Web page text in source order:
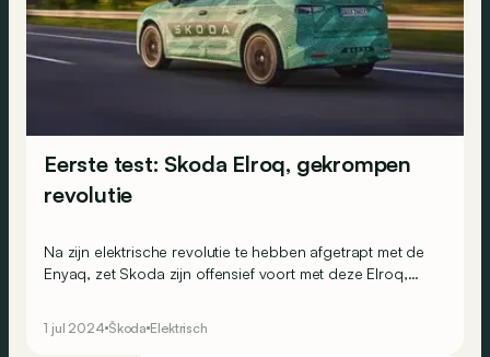
Eerste test: Skoda Elroq, gekrompen
revolutie
Na zijn elektrische revolutie te hebben afgetrapt met de
Enyaq, zet Skoda zijn offensief voort met deze Elroq,
1 jul 2024 Škoda Elektrisch